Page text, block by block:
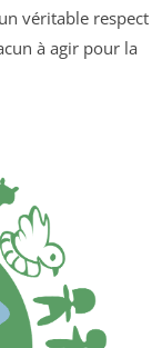
véritable respect
à agir pour la